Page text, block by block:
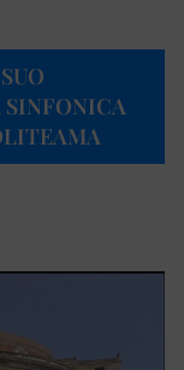
SINFONICA